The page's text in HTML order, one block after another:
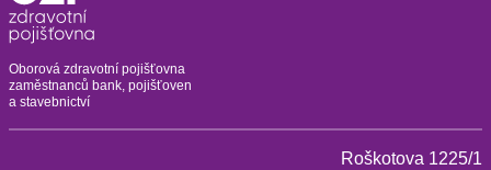
Oborová zdravotní pojišťovna
zaměstnanců bank, pojišťoven
a stavebnictví
Roškotova 1225/1